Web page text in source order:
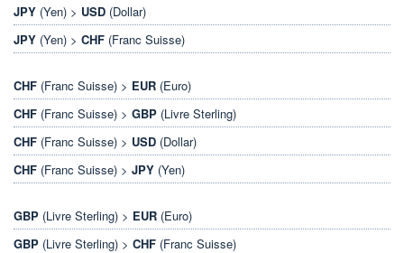
JPY (Yen) > USD (Dollar)
JPY (Yen) > CHF (Franc Suisse)
CHF (Franc Suisse) > EUR (Euro)
CHF (Franc Suisse) > GBP (Livre Sterling)
CHF (Franc Suisse) > USD (Dollar)
CHF (Franc Suisse) > JPY (Yen)
GBP (Livre Sterling) > EUR (Euro)
GBP (Livre Sterling) > CHF (Franc Suisse)